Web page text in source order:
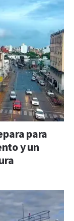
para
y un